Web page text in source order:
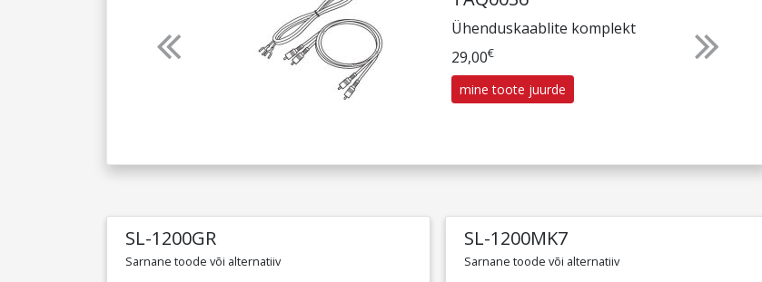
Ühenduskaablite komplekt
29,00€
mine toote juurde
Previous Next
SL-1200GR
Sarnane toode või alternatiiv
SL-1200MK7
Sarnane toode või alternatiiv